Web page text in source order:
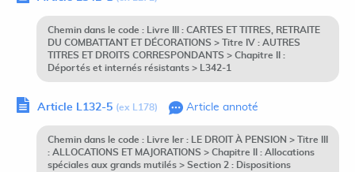
Chemin dans le code : Livre III : CARTES ET TITRES, RETRAITE
DU COMBATTANT ET DÉCORATIONS > Titre IV : AUTRES
TITRES ET DROITS CORRESPONDANTS > Chapitre II :
Déportés et internés résistants > L342-1
Article L132-5 (ex L178) Article annoté
Chemin dans le code : Livre Ier : LE DROIT À PENSION > Titre III
: ALLOCATIONS ET MAJORATIONS > Chapitre II : Allocations
spéciales aux grands mutilés > Section 2 : Dispositions